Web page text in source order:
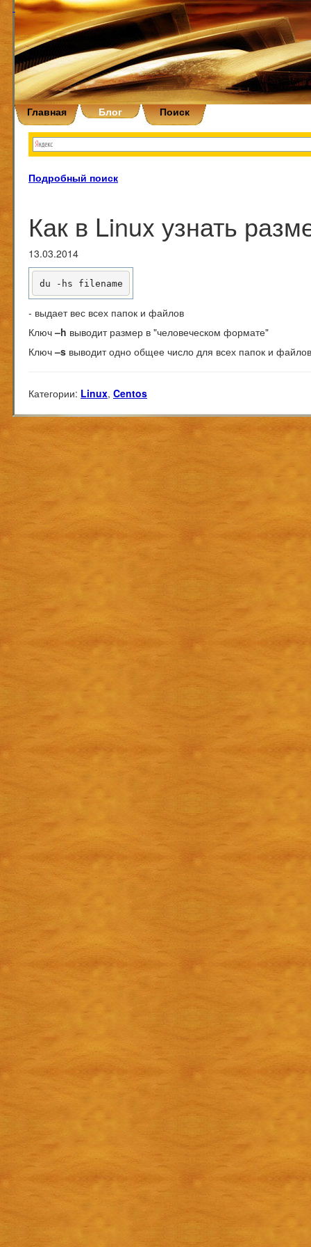
Главная Блог Поиск
Подробный поиск
Как в Linux узнать
13.03.2014
du -hs filename
- выдает вес всех папок и файлов
Ключ–h выводит размер в "человеческом формате"
Ключ–s выводит одно общее число для всех папок и файлов
Категории: Linux, Centos